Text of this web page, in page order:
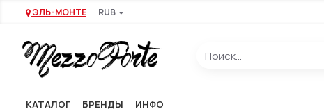
ЭЛЬ-МОНТЕ RUB
КАТАЛОГ БРЕНДЫ ИНФО